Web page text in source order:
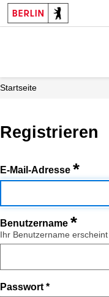
Startseite
Registrieren
E-Mail-Adresse *
Benutzername *
Ihr Benutzername
Passwort *